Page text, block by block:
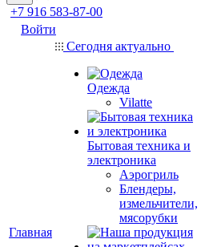
+7 916 583-87-00
Войти
Главная
Сегодня актуально
Одежда
Vilatte
Бытовая техника и
электроника
Аэрогриль
Блендеры,
измельчители,
мясорубки